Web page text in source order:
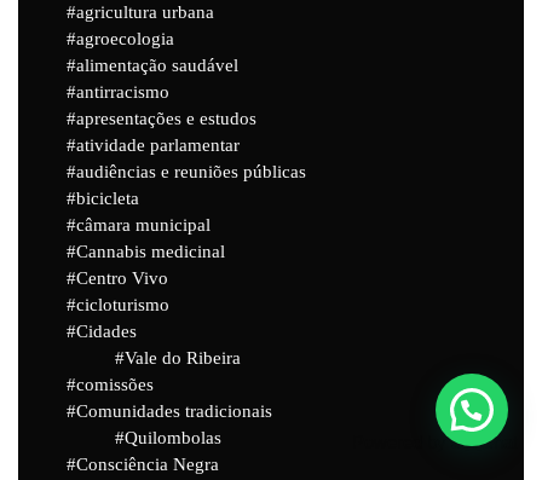
agricultura urbana
agroecologia
alimentação saudável
antirracismo
apresentações e estudos
atividade parlamentar
audiências e reuniões públicas
bicicleta
câmara municipal
Cannabis medicinal
Centro Vivo
cicloturismo
Cidades
Vale do Ribeira
comissões
Comunidades tradicionais
Quilombolas
Consciência Negra
Powered byJoinchat